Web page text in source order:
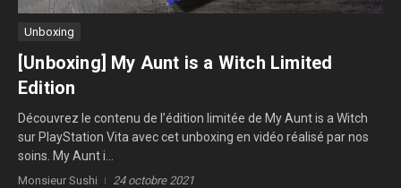
Unboxing
[Unboxing] My Aunt is a Witch Limited
Edition
Découvrez le contenu de l’édition limitée de My Aunt is a Witch
sur PlayStation Vita avec cet unboxing en vidéo réalisé par nos
soins. My Aunt i...
Monsieur Sushi 24 octobre 2021